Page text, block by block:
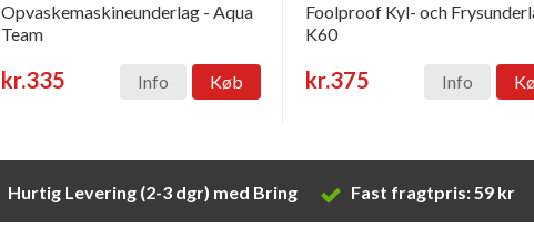
Opvaskemaskineunderlag - Aqua
Team
kr.335 Info Køb
Foolproof Kyl- och
K60
kr.375 Info
Hurtig Levering (2-3 dgr) med Bring Fast fragtpris: 59 kr